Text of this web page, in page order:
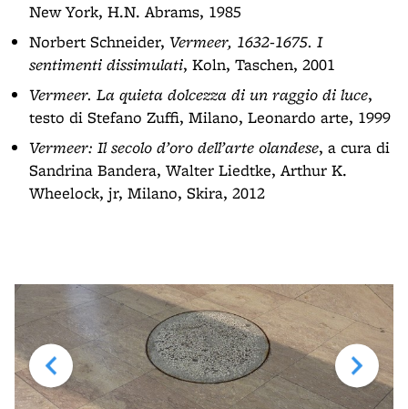
New York, H.N. Abrams, 1985
Norbert Schneider, Vermeer, 1632-1675. I
sentimenti dissimulati, Koln, Taschen, 2001
Vermeer. La quieta dolcezza di un raggio di luce,
testo di Stefano Zuffi, Milano, Leonardo arte, 1999
Vermeer: Il secolo d’oro dell’arte olandese, a cura di
Sandrina Bandera, Walter Liedtke, Arthur K.
Wheelock, jr, Milano, Skira, 2012